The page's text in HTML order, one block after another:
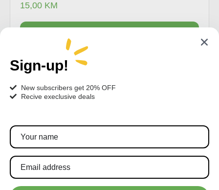
15,00 KM
Sign-up!
New subscribers get 20% OFF
Recive execlusive deals